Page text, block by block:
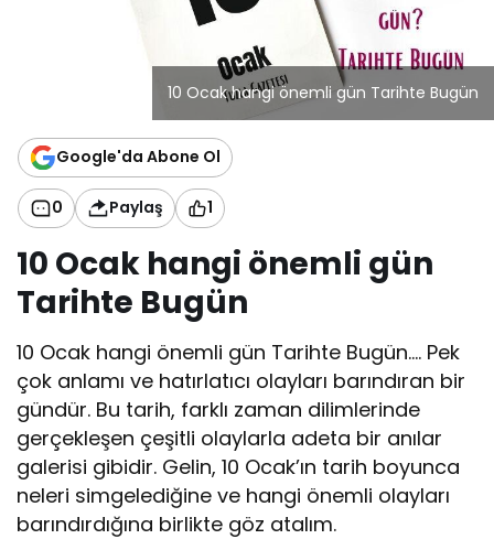
10 Ocak hangi önemli gün Tarihte Bugün
Google'da Abone Ol
0 Paylaş 1
10 Ocak hangi önemli gün
Tarihte Bugün
10 Ocak hangi önemli gün Tarihte Bugün…. Pek
çok anlamı ve hatırlatıcı olayları barındıran bir
gündür. Bu tarih, farklı zaman dilimlerinde
gerçekleşen çeşitli olaylarla adeta bir anılar
galerisi gibidir. Gelin, 10 Ocak’ın tarih boyunca
neleri simgelediğine ve hangi önemli olayları
barındırdığına birlikte göz atalım.